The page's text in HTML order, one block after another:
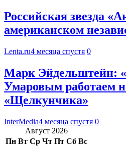
Российская звезда
американском
Lenta.ru4 месяца спустя 0
Марк Эйдельштейн:
Умаровым работаем
«Щелкунчика»
InterMedia4 месяца спустя 0
Август 2026
Пн Вт Ср Чт Пт Сб Вс